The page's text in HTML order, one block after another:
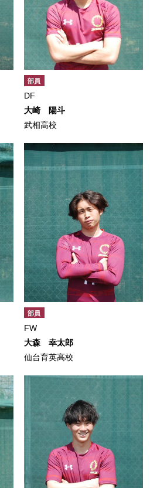
部員
DF
大崎 陽斗
武相高校
部員
FW
大森 幸太郎
仙台育英高校